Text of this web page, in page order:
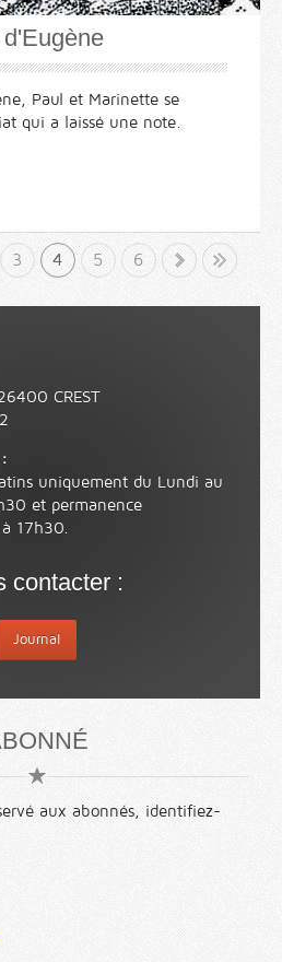
Paul et Marinette se
qui a laissé une note.
3 4 5 6
» Fin
CREST
uniquement du Lundi au
et permanence
17h30.
contacter :
Journal
aux abonnés, identifiez-